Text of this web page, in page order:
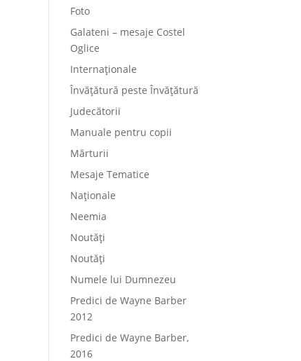
Foto
Galateni – mesaje Costel
Oglice
Internaționale
Învățătură peste Învățătură
Judecătorii
Manuale pentru copii
Mărturii
Mesaje Tematice
Naționale
Neemia
Noutăți
Noutăți
Numele lui Dumnezeu
Predici de Wayne Barber
2012
Predici de Wayne Barber,
2016